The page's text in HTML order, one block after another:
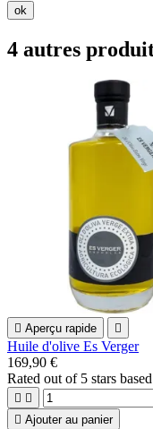
ok
4 autres
 Aperçu rapide 
Huile d'olive Es Verger
169,90 €
Rated out of 5 stars
 
 Ajouter au panier